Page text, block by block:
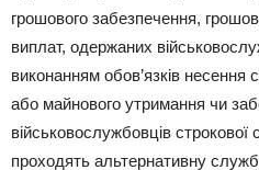
грошового забезпечення,
виплат, одержаних
виконанням обов’язків
або майнового утримання чи
військовослужбовців
проходять альтернативну